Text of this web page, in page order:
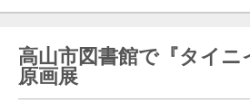
高山市図書館で『タイ
原画展